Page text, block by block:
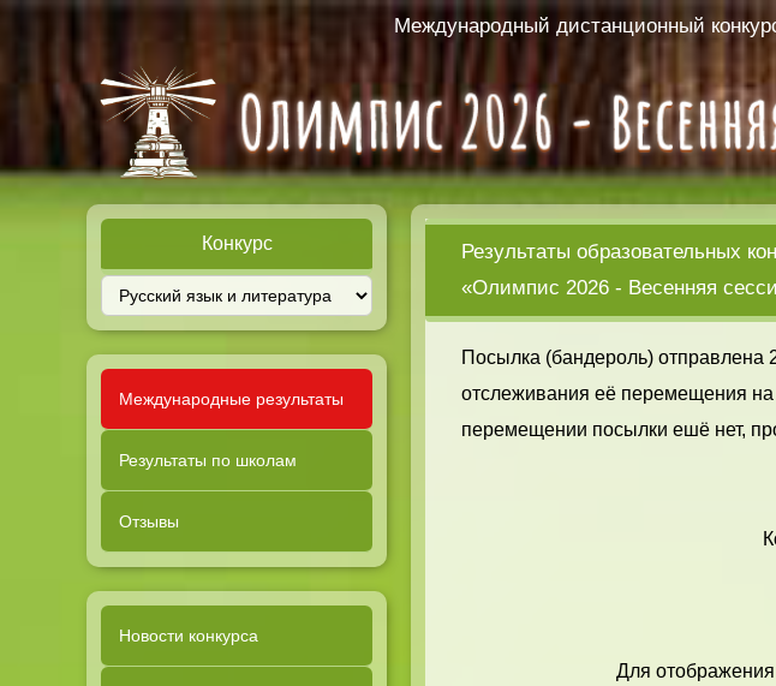
Международный дистанционный
Конкурс
Международные результаты
Результаты по школам
Отзывы
Новости конкурса
Результаты образовательных
«Олимпис 2026 - Весенняя
Посылка (бандероль) отправлена
отслеживания её перемещения на
перемещении посылки ешё нет,
Для отображения